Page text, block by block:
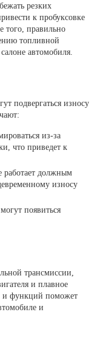
резких
к пробуксовке
того, правильно
топливной
автомобиля.
подвергаться износу
из-за
что приведет к
работает должным
износу
появиться
трансмиссии,
и плавное
и функций поможет
и